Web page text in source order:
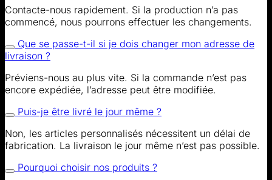
Contacte-nous rapidement. Si la production n’a pas
commencé, nous pourrons effectuer les changements.
Que se passe-t-il si je dois changer mon adresse de
livraison ?
Préviens-nous au plus vite. Si la commande n’est pas
encore expédiée, l’adresse peut être modifiée.
Puis-je être livré le jour même ?
Non, les articles personnalisés nécessitent un délai de
fabrication. La livraison le jour même n’est pas possible.
Pourquoi choisir nos produits ?